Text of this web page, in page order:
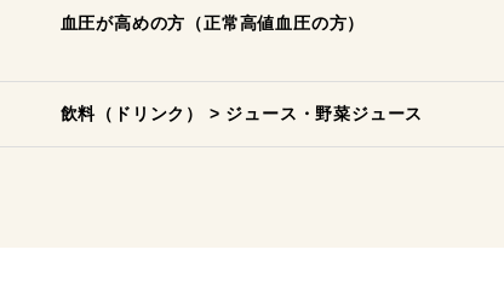
血圧が高めの方（正常高値血圧の方）
飲料（ドリンク） > ジュース・野菜ジュース